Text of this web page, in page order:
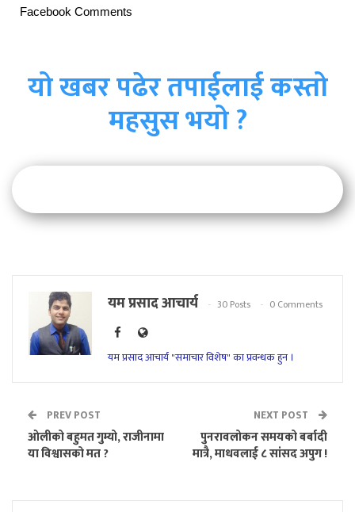
Facebook Comments
यो खबर पढेर तपाईलाई कस्तो
महसुस भयो ?
यम प्रसाद आचार्य 30 Posts 0 Comments
यम प्रसाद आचार्य "समाचार विशेष" का प्रवन्धक हुन ।
PREV POST
ओलीको बहुमत गुम्यो, राजीनामा
या विश्वासको मत ?
NEXT POST
पुनरावलोकन समयको बर्बादी
मात्रै, माधवलाई ८ सांसद अपुग !